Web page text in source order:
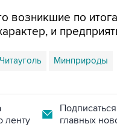
возникшие по
и
Читауголь Минприроды
ленту
главных